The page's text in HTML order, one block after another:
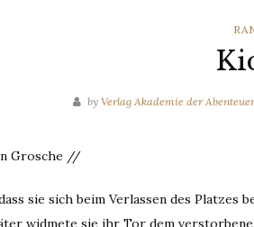
by Verlag Akademie der Abenteuer
Grosche //
sie sich beim Verlassen des Platzes
widmete sie ihr Tor dem